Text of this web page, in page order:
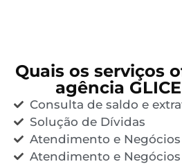
Quais os serviços
agência
Consulta de saldo e
Solução de Dívidas
Atendimento e Negócios
Atendimento e Negócios